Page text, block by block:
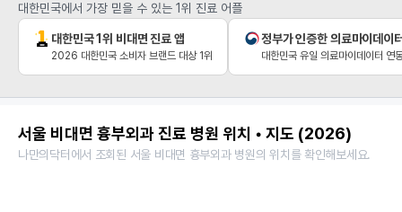
대한민국에서 가장 믿을 수 있는 1위 진료 어플
대한민국 1위 비대면 진료 앱
2026 대한민국 소비자 브랜드 대상 1위
정부가 인증한 의료마이데이
대한민국 유일 의료마이데이터 연
서울 비대면 흉부외과 진료 병원 위치 • 지도 (2026)
나만의닥터에서 조회된 서울 비대면 흉부외과 병원의 위치를 확인해보세요.